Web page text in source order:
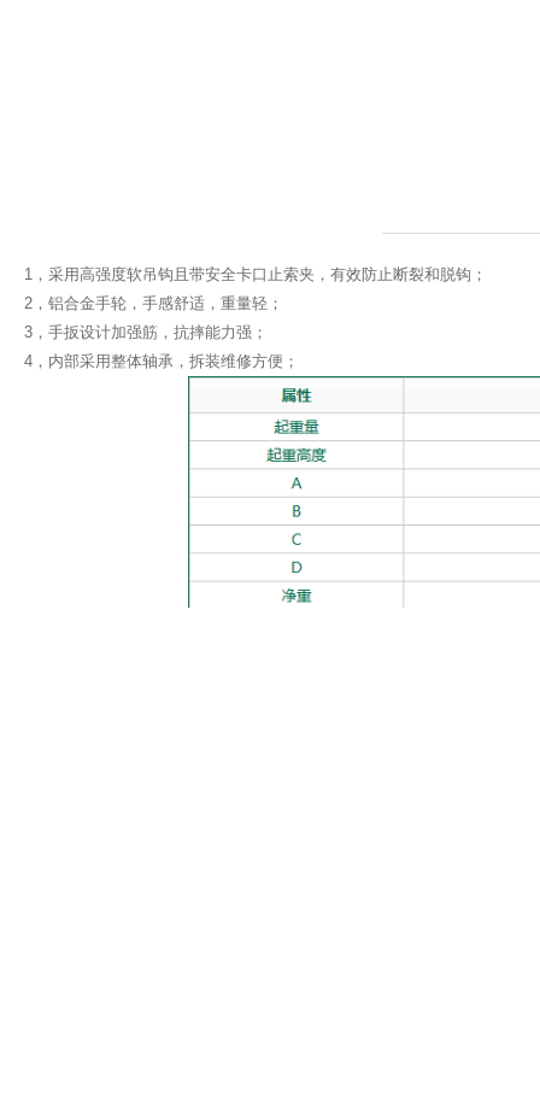
1，采用高强度软吊钩且带安全卡口止索夹，有效防止断裂和脱钩；
2，铝合金手轮，手感舒适，重量轻；
3，手扳设计加强筋，抗摔能力强；
4，内部采用整体轴承，拆装维修方便；